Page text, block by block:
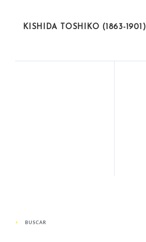
KISHIDA TOSHIKO (1863-1901)
BUSCAR